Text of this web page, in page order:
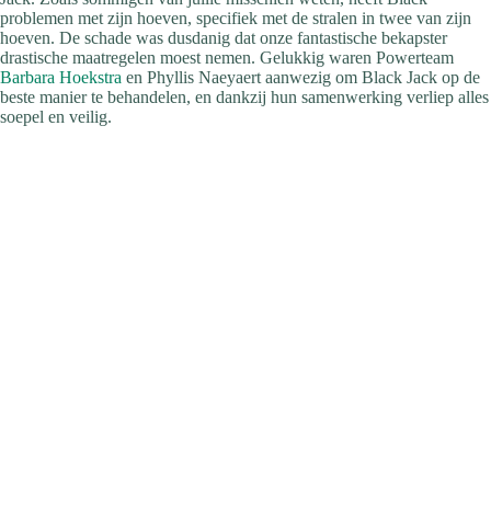
problemen met zijn hoeven, specifiek met de stralen in twee van zijn
hoeven. De schade was dusdanig dat onze fantastische bekapster
drastische maatregelen moest nemen. Gelukkig waren Powerteam
Barbara Hoekstra en Phyllis Naeyaert aanwezig om Black Jack op de
beste manier te behandelen, en dankzij hun samenwerking verliep alles
soepel en veilig.